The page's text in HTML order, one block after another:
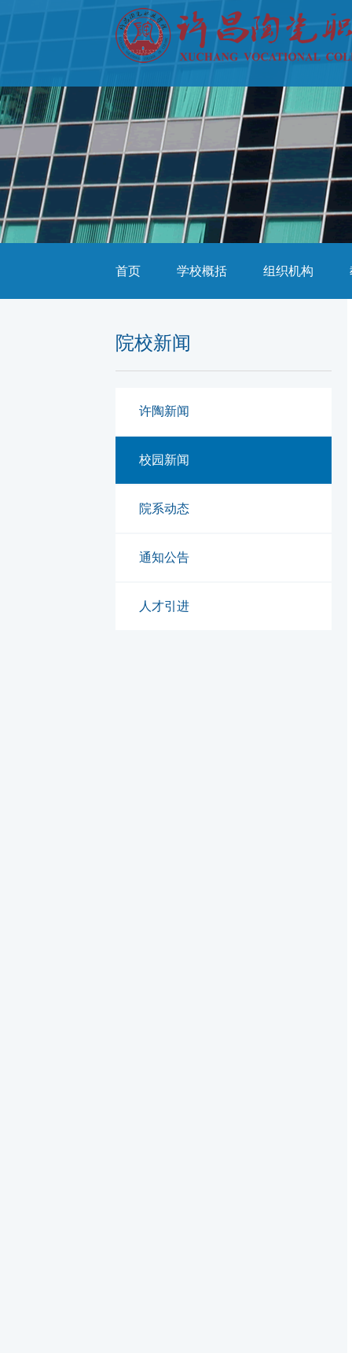
首页 学校概括 组织机构
院校新闻
许陶新闻
校园新闻
院系动态
通知公告
人才引进